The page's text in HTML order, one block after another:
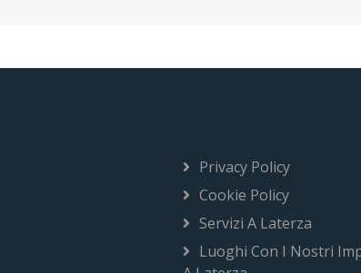
Privacy Policy
Cookie Policy
Servizi A Laterza
Luoghi Con I Nostri